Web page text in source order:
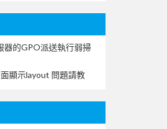
器的GPO派送執行弱掃
顯示layout 問題請教